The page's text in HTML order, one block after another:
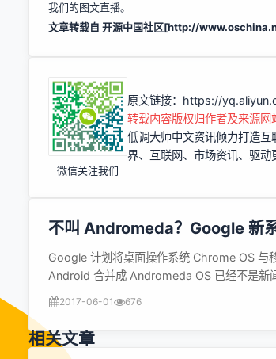
我们的图文直播。
文章转载自 开源中国社区[http://
微信关注我们
原文链接： https://
转载内容版权归作者及来源网
低调大师中文资讯倾力打造
界、互联网、市场资讯、驱动
不叫 Andromeda？Google 新
Fuchsia
Google 计划将桌面操作系统 Chrome OS 与
Android 合并成 Andromeda OS 已经不是新
的野心显然不只是为了创建一个 Android 的
Daniel Matte 通过Google 的开源项目代码深
Andromeda OS 的信息。 他指出新操作系统
Fuchsia，其内核或微内核名字叫 Magenta，
2017-06-01 676
相关文章